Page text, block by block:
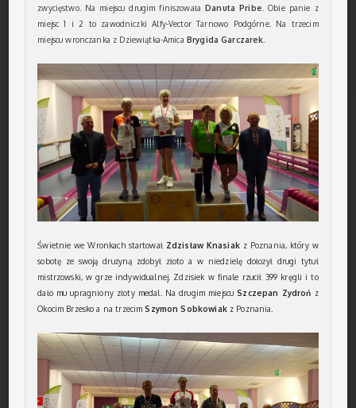
zwycięstwo. Na miejscu drugim finiszowałaDanuta Pribe . Obie panie z
miejsc 1 i 2 to zawodniczki Alfy-Vector Tarnowo Podgórne. Na trzecim
miejscu wronczanka z Dziewiątka-Amica Brygida Garczarek
Świetnie we Wronkach startował Zdzisław Knasiakz Poznania, który w
sobotę ze swoją drużyną zdobył złoto a w niedzielę dołożył drugi tytuł
mistrzowski, w grze indywidualnej. Zdzisiek w finale rzucił 399 kręgli i to
dało mu upragniony złoty medal. Na drugim miejscuSzczepan Zydroń z
Okocim Brzesko a na trzecimSzymon Sobkowiakz Poznania.